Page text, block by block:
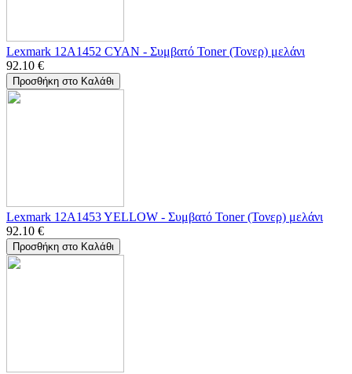
Lexmark 12A1452 CYAN - Συμβατό Toner (Τονερ) μελάνι
92.10 €
Προσθήκη στο Καλάθι
Lexmark 12A1453 YELLOW - Συμβατό Toner (Τονερ) μελάνι
92.10 €
Προσθήκη στο Καλάθι